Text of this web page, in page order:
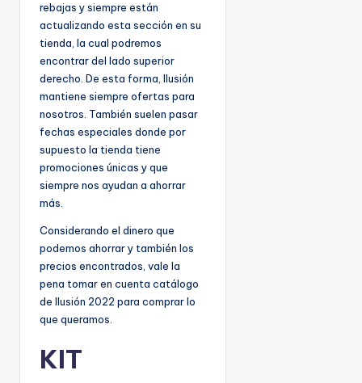
rebajas y siempre están
actualizando esta sección en su
tienda, la cual podremos
encontrar del lado superior
derecho. De esta forma, Ilusión
mantiene siempre ofertas para
nosotros. También suelen pasar
fechas especiales donde por
supuesto la tienda tiene
promociones únicas y que
siempre nos ayudan a ahorrar
más.
Considerando el dinero que
podemos ahorrar y también los
precios encontrados, vale la
pena tomar en cuenta catálogo
de Ilusión 2022 para comprar lo
que queramos.
KIT